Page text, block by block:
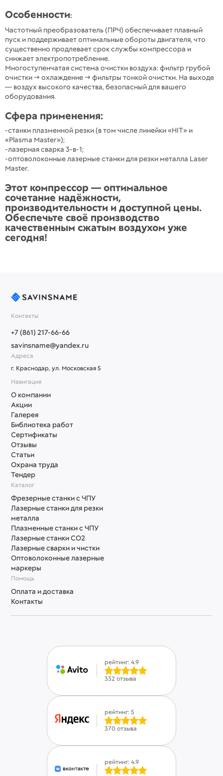
Особенности:
Частотный преобразователь (ПРЧ) обеспечивает плавный
пуск и поддерживает оптимальные обороты двигателя, что
существенно продлевает срок службы компрессора и
снижает электропотребление.
Многоступенчатая система очистки воздуха: фильтр грубой
очистки → охлаждение → фильтры тонкой очистки. На выходе
— воздух высокого качества, безопасный для вашего
оборудования.
Сфера применения:
-станки плазменной резки (в том числе линейки «HIT» и
«Plasma Master»);
-лазерная сварка 3-в-1;
-оптоволоконные лазерные станки для резки металла Laser
Master.
Этот компрессор — оптимальное
сочетание надёжности,
производительности и доступной цены.
Обеспечьте своё производство
качественным сжатым воздухом уже
сегодня!
Контакты
+7 (861) 217-66-66
savinsname@yandex.ru
Адреса
г. Краснодар, ул. Московская 5
Помощь
Оплата и доставка
Контакты
Навигация
О компании
Акции
Галерея
Библиотека работ
Сертификаты
Отзывы
Статьи
Охрана труда
Тендер
Каталог
Фрезерные станки с ЧПУ
Лазерные станки для резки
металла
Плазменные станки с ЧПУ
Лазерные станки СО2
Лазерные сварки и чистки
Оптоволоконные лазерные
маркеры
рейтинг: 4.9
332 отзыва
рейтинг: 5
370 отзыва
рейтинг: 4.9